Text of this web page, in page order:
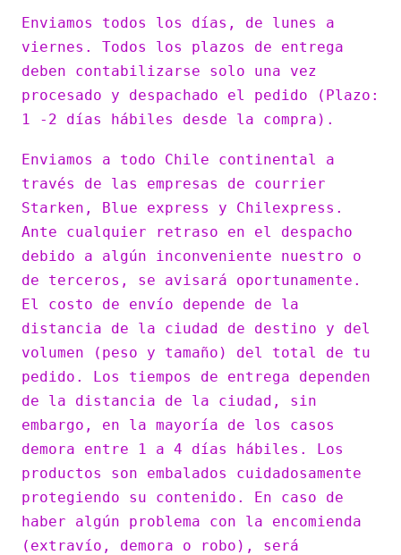
Enviamos todos los días, de lunes a
viernes. Todos los plazos de entrega
deben contabilizarse solo una vez
procesado y despachado el pedido (Plazo:
1 -2 días hábiles desde la compra).
Enviamos a todo Chile continental a
través de las empresas de courrier
Starken, Blue express y Chilexpress.
Ante cualquier retraso en el despacho
debido a algún inconveniente nuestro o
de terceros, se avisará oportunamente.
El costo de envío depende de la
distancia de la ciudad de destino y del
volumen (peso y tamaño) del total de tu
pedido. Los tiempos de entrega dependen
de la distancia de la ciudad, sin
embargo, en la mayoría de los casos
demora entre 1 a 4 días hábiles. Los
productos son embalados cuidadosamente
protegiendo su contenido. En caso de
haber algún problema con la encomienda
(extravío, demora o robo), será